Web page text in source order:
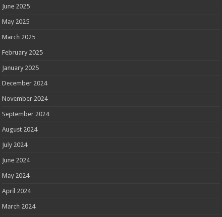
June 2025
May 2025
March 2025
February 2025
January 2025
December 2024
November 2024
September 2024
August 2024
July 2024
June 2024
May 2024
April 2024
March 2024